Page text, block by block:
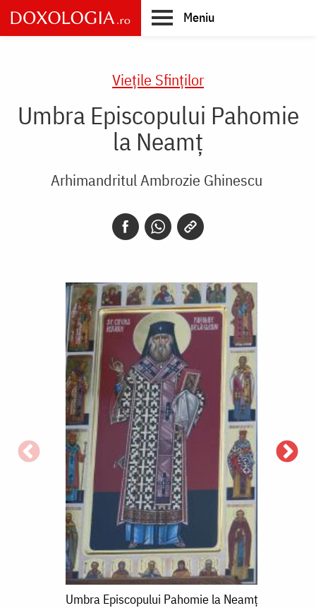
Skip
to
main
Meniu
Vieţile Sfinţilor
Umbra Episcopului Pahomie
la Neamț
Arhimandritul Ambrozie Ghinescu
Umbra Episcopului Pahomie la Neamț